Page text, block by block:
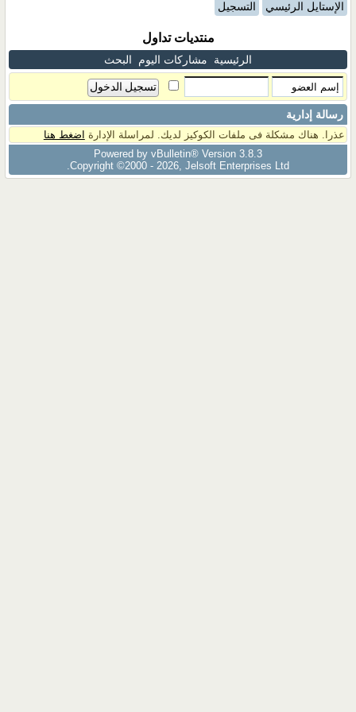
الإستايل الرئيسي التسجيل
منتديات تداول
الرئيسية مشاركات اليوم البحث
رسالة إدارية
عذرا. هناك مشكلة فى ملفات الكوكيز لديك. لمراسلة الإدارة اضغط هنا
Powered by vBulletin® Version 3.8.3
Copyright ©2000 - 2026, Jelsoft Enterprises Ltd.